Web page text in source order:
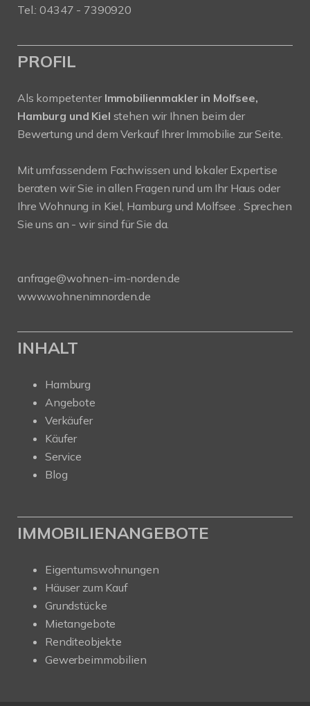
Tel.: 04347 - 7390920
PROFIL
Als kompetenter Immobilienmakler in Molfsee,
Hamburg und Kiel stehen wir Ihnen beim der
Bewertung und dem Verkauf Ihrer Immobilie zur Seite.
Mit umfassendem Fachwissen und lokaler Expertise
beraten wir Sie in allen Fragen rund um Ihr Haus oder
Ihre Wohnung in Kiel, Hamburg und Molfsee . Sprechen
Sie uns an - wir sind für Sie da.
anfrage@wohnen-im-norden.de
www.wohnenimnorden.de
INHALT
Hamburg
Angebote
Verkäufer
Käufer
Service
Blog
IMMOBILIENANGEBOTE
Eigentumswohnungen
Häuser zum Kauf
Grundstücke
Mietangebote
Renditeobjekte
Gewerbeimmobilien